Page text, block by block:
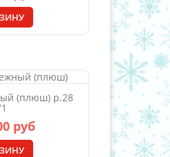
(плюш) р.28
руб